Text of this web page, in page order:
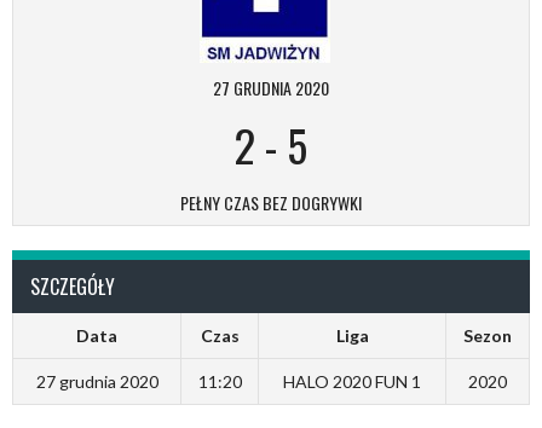
27 GRUDNIA 2020
2- 5
PEŁNY CZAS BEZ DOGRYWKI
SZCZEGÓŁY
Data Czas Liga Sezon
27 grudnia 2020 11:20 HALO 2020 FUN 1 2020